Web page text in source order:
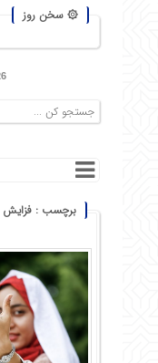
۞ سخن روز
برچسب : فزایش